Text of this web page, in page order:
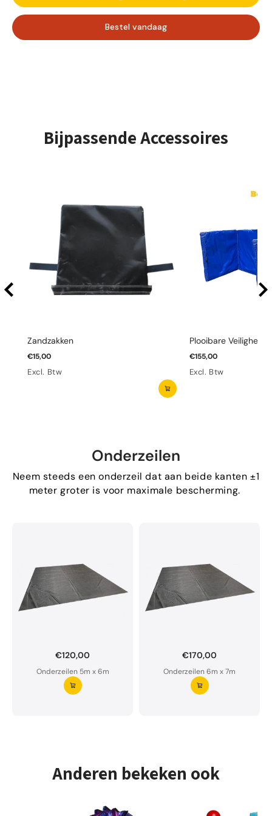
perfect is voor alle evenementen. Kinderen zullen dol zijn
basketspel met zich meebrengt.
Bestel vandaag
Bijpassende Accessoires
Zandzakken
€15,00
Excl. Btw
Plooibare
€155,00
Excl. Btw
Onderzeilen
Neem steeds een onderzeil dat aan beide kanten ±1
meter groter is voor maximale bescherming.
€120,00
Onderzeilen 5m x 6m
€170,00
Onderzeilen 6m x 7m
Onderzeil op maat bestellen?
Ons onderzeil is waterdoorlatend en van premium
Anderen bekeken ook